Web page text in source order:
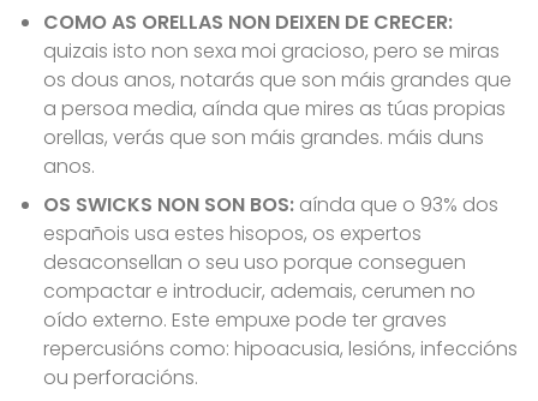
COMO AS ORELLAS NON DEIXEN DE CRECER:
quizais isto non sexa moi gracioso, pero se miras
os dous anos, notarás que son máis grandes que
a persoa media, aínda que mires as túas propias
orellas, verás que son máis grandes. máis duns
anos.
OS SWICKS NON SON BOS: aínda que o 93% dos
españois usa estes hisopos, os expertos
desaconsellan o seu uso porque conseguen
compactar e introducir, ademais, cerumen no
oído externo. Este empuxe pode ter graves
repercusións como: hipoacusia, lesións, infeccións
ou perforacións.